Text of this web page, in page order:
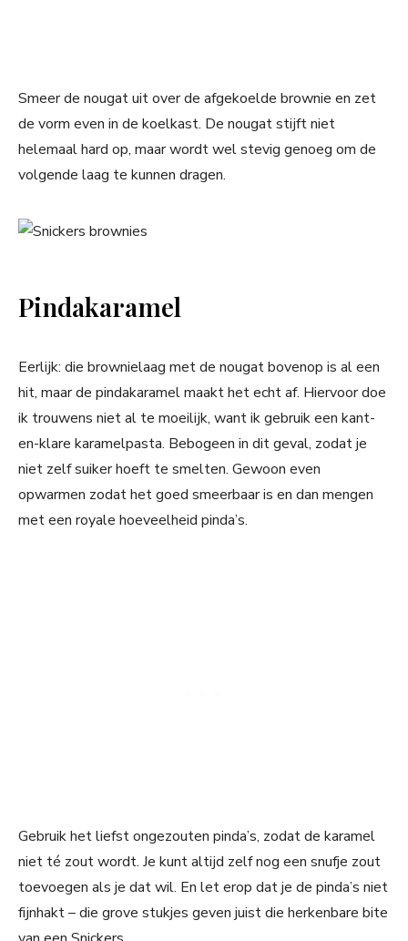
Smeer de nougat uit over de afgekoelde brownie en zet
de vorm even in de koelkast. De nougat stijft niet
helemaal hard op, maar wordt wel stevig genoeg om de
volgende laag te kunnen dragen.
Pindakaramel
Eerlijk: die brownielaag met de nougat bovenop is al een
hit, maar de pindakaramel maakt het echt af. Hiervoor doe
ik trouwens niet al te moeilijk, want ik gebruik een kant-
en-klare karamelpasta. Bebogeen in dit geval, zodat je
niet zelf suiker hoeft te smelten. Gewoon even
opwarmen zodat het goed smeerbaar is en dan mengen
met een royale hoeveelheid pinda’s.
Gebruik het liefst ongezouten pinda’s, zodat de karamel
niet té zout wordt. Je kunt altijd zelf nog een snufje zout
toevoegen als je dat wil. En let erop dat je de pinda’s niet
fijnhakt – die grove stukjes geven juist die herkenbare bite